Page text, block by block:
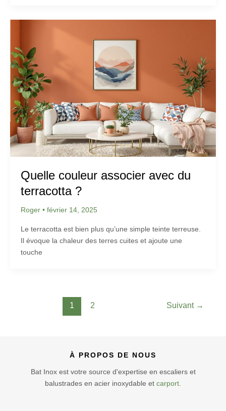
Quelle couleur associer avec du
terracotta ?
Roger • février 14, 2025
Le terracotta est bien plus qu’une simple teinte terreuse.
Il évoque la chaleur des terres cuites et ajoute une
touche
1 2 Suivant →
À PROPOS DE NOUS
Bat Inox est votre source d'expertise en escaliers et
balustrades en acier inoxydable et carport